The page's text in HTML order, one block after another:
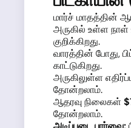
மார்ச் மாதத்தின்
அருகில் உள்ள
குறிக்கிறது.
வாரத்தின் போது,
காட்டுகிறது.
அருகிலுள்ள
தோன்றலாம்.
ஆதரவு நிலைகள்
தோன்றலாம்.